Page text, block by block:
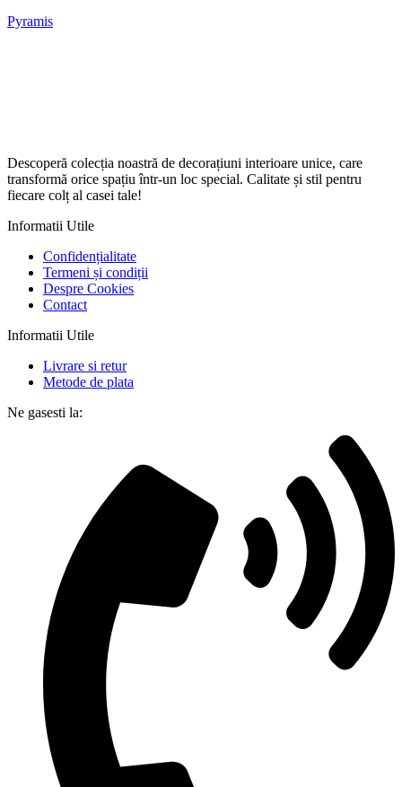
Pyramis
Descoperă colecția noastră de decorațiuni interioare unice, care
transformă orice spațiu într-un loc special. Calitate și stil pentru
fiecare colț al casei tale!
Informatii Utile
Confidențialitate
Termeni și condiții
Despre Cookies
Contact
Informatii Utile
Livrare si retur
Metode de plata
Ne gasesti la: